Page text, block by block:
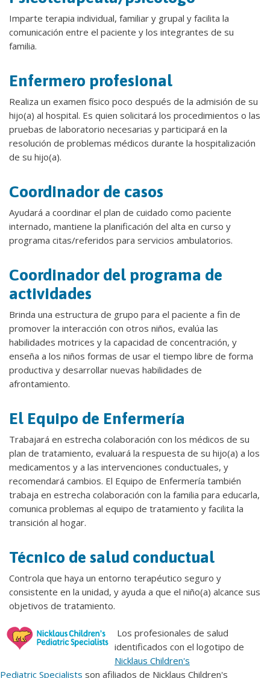
Imparte terapia individual, familiar y grupal y facilita la
comunicación entre el paciente y los integrantes de su
familia.
Enfermero profesional
Realiza un examen físico poco después de la admisión de su
hijo(a) al hospital. Es quien solicitará los procedimientos o las
pruebas de laboratorio necesarias y participará en la
resolución de problemas médicos durante la hospitalización
de su hijo(a).
Coordinador de casos
Ayudará a coordinar el plan de cuidado como paciente
internado, mantiene la planificación del alta en curso y
programa citas/referidos para servicios ambulatorios.
Coordinador del programa de
actividades
Brinda una estructura de grupo para el paciente a fin de
promover la interacción con otros niños, evalúa las
habilidades motrices y la capacidad de concentración, y
enseña a los niños formas de usar el tiempo libre de forma
productiva y desarrollar nuevas habilidades de
afrontamiento.
El Equipo de Enfermería
Trabajará en estrecha colaboración con los médicos de su
plan de tratamiento, evaluará la respuesta de su hijo(a) a los
medicamentos y a las intervenciones conductuales, y
recomendará cambios. El Equipo de Enfermería también
trabaja en estrecha colaboración con la familia para educarla,
comunica problemas al equipo de tratamiento y facilita la
transición al hogar.
Técnico de salud conductual
Controla que haya un entorno terapéutico seguro y
consistente en la unidad, y ayuda a que el niño(a) alcance sus
objetivos de tratamiento.
Los profesionales de salud
identificados con el logotipo de
Nicklaus Children's
Pediatric Specialists son afiliados de Nicklaus Children's